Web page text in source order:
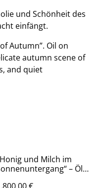
und Schönheit des
einfängt.
Autumn”. Oil on
autumn scene of
and quiet
und Milch im
– Öl